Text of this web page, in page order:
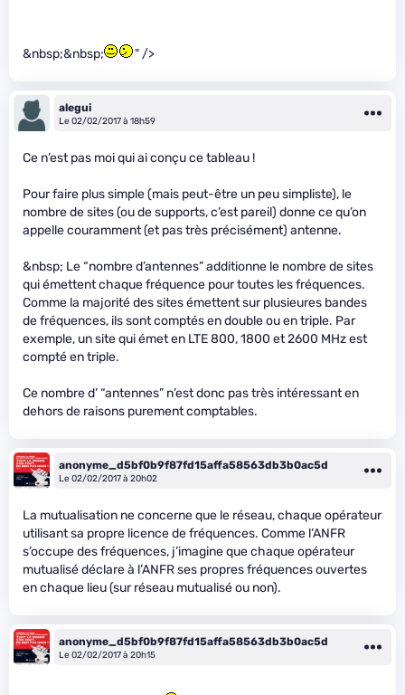
&nbsp;&nbsp; " />
alegui
Le 02/02/2017 à 18h59
Ce n’est pas moi qui ai conçu ce tableau !
Pour faire plus simple (mais peut-être un peu simpliste), le
nombre de sites (ou de supports, c’est pareil) donne ce qu’on
appelle couramment (et pas très précisément) antenne.
&nbsp; Le “nombre d’antennes” additionne le nombre de sites
qui émettent chaque fréquence pour toutes les fréquences.
Comme la majorité des sites émettent sur plusieures bandes
de fréquences, ils sont comptés en double ou en triple. Par
exemple, un site qui émet en LTE 800, 1800 et 2600 MHz est
compté en triple.
Ce nombre d’ “antennes” n’est donc pas très intéressant en
dehors de raisons purement comptables.
anonyme_d5bf0b9f87fd15affa58563db3b0ac5d
Le 02/02/2017 à 20h02
La mutualisation ne concerne que le réseau, chaque opérateur
utilisant sa propre licence de fréquences. Comme l’ANFR
s’occupe des fréquences, j’imagine que chaque opérateur
mutualisé déclare à l’ANFR ses propres fréquences ouvertes
en chaque lieu (sur réseau mutualisé ou non).
anonyme_d5bf0b9f87fd15affa58563db3b0ac5d
Le 02/02/2017 à 20h15